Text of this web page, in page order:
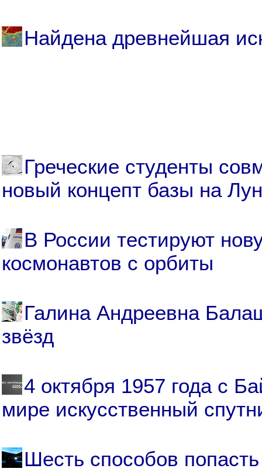
Найдена древнейшая
Греческие студенты
новый концепт базы на
В России тестируют
космонавтов с орбиты
Галина Андреевна
звёзд
4 октября 1957 года с
мире искусственный
Шесть способов